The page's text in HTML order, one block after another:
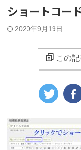
ショートコー
2020年9月19日
この